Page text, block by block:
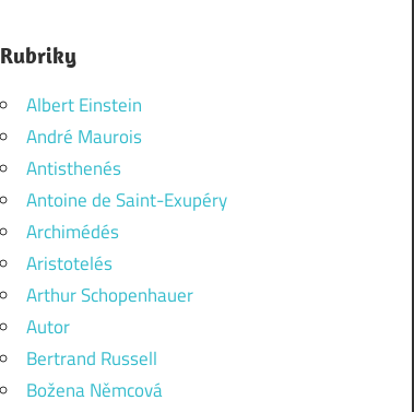
Rubriky
Albert Einstein
André Maurois
Antisthenés
Antoine de Saint-Exupéry
Archimédés
Aristotelés
Arthur Schopenhauer
Autor
Bertrand Russell
Božena Němcová